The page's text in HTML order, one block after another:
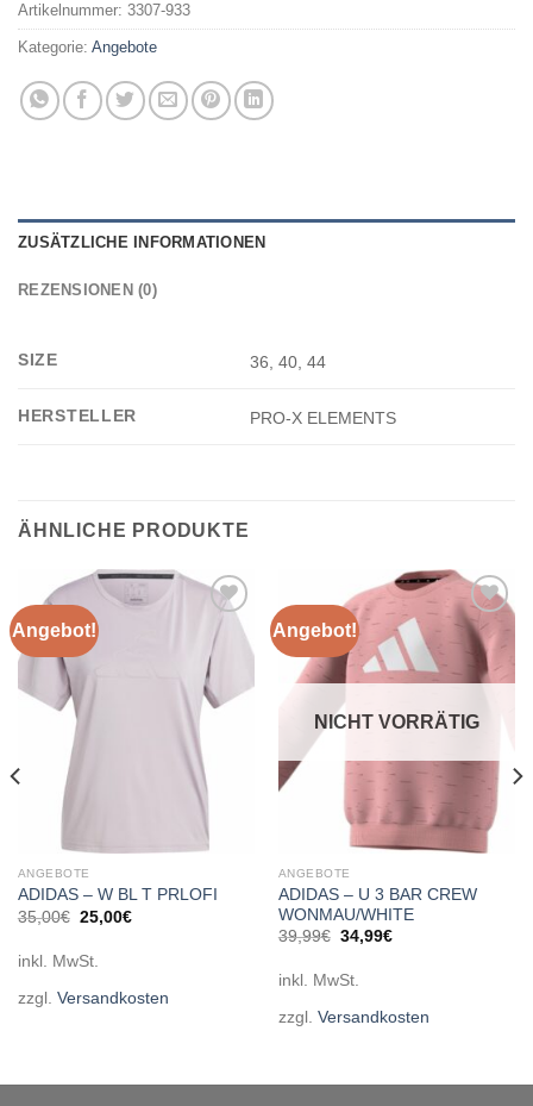
Artikelnummer: 3307-933
Kategorie: Angebote
ZUSÄTZLICHE INFORMATIONEN
REZENSIONEN (0)
SIZE 36, 40, 44
HERSTELLER PRO-X ELEMENTS
ÄHNLICHE PRODUKTE
Angebot!
Add to
wishlist
ANGEBOTE
ADIDAS – W BL T PRLOFI
35,00€ Ursprünglicher
Preis
35,00€
25,00€Aktueller
inkl. MwSt.
zzgl. Versandkosten
Angebot!
Add to
wishlist
NICHT VORRÄTIG
ANGEBOTE
ADIDAS – U 3 BAR CREW
WONMAU/WHITE
39,99€ Ursprünglicher
39,99€
34,99€Aktueller
inkl. MwSt.
zzgl. Versandkosten